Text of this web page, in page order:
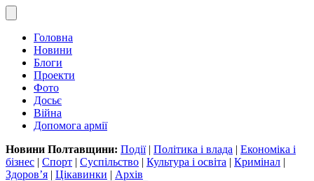
Головна
Новини
Блоги
Проекти
Фото
Досьє
Війна
Допомога армії
Новини Полтавщини: Події| Політика і влада | Економіка і
бізнес | Спорт | Суспільство | Культура і освіта | Кримінал |
Здоров’я | Цікавинки | Архів